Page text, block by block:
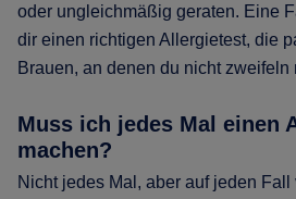
oder ungleichmäßig geraten. Eine
dir einen richtigen Allergietest, die
Brauen, an denen du nicht zweifeln
Muss ich jedes Mal einen
machen?
Nicht jedes Mal, aber auf jeden Fall